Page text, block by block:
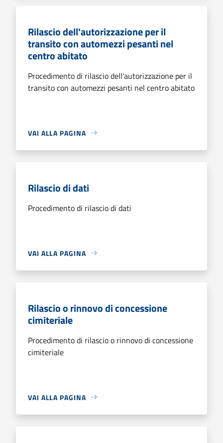
Rilascio dell'autorizzazione per il
transito con automezzi pesanti nel
centro abitato
Procedimento di rilascio dell'autorizzazione per il
transito con automezzi pesanti nel centro abitato
VAI ALLA PAGINA
Rilascio di dati
Procedimento di rilascio di dati
VAI ALLA PAGINA
Rilascio o rinnovo di concessione
cimiteriale
Procedimento di rilascio o rinnovo di concessione
cimiteriale
VAI ALLA PAGINA